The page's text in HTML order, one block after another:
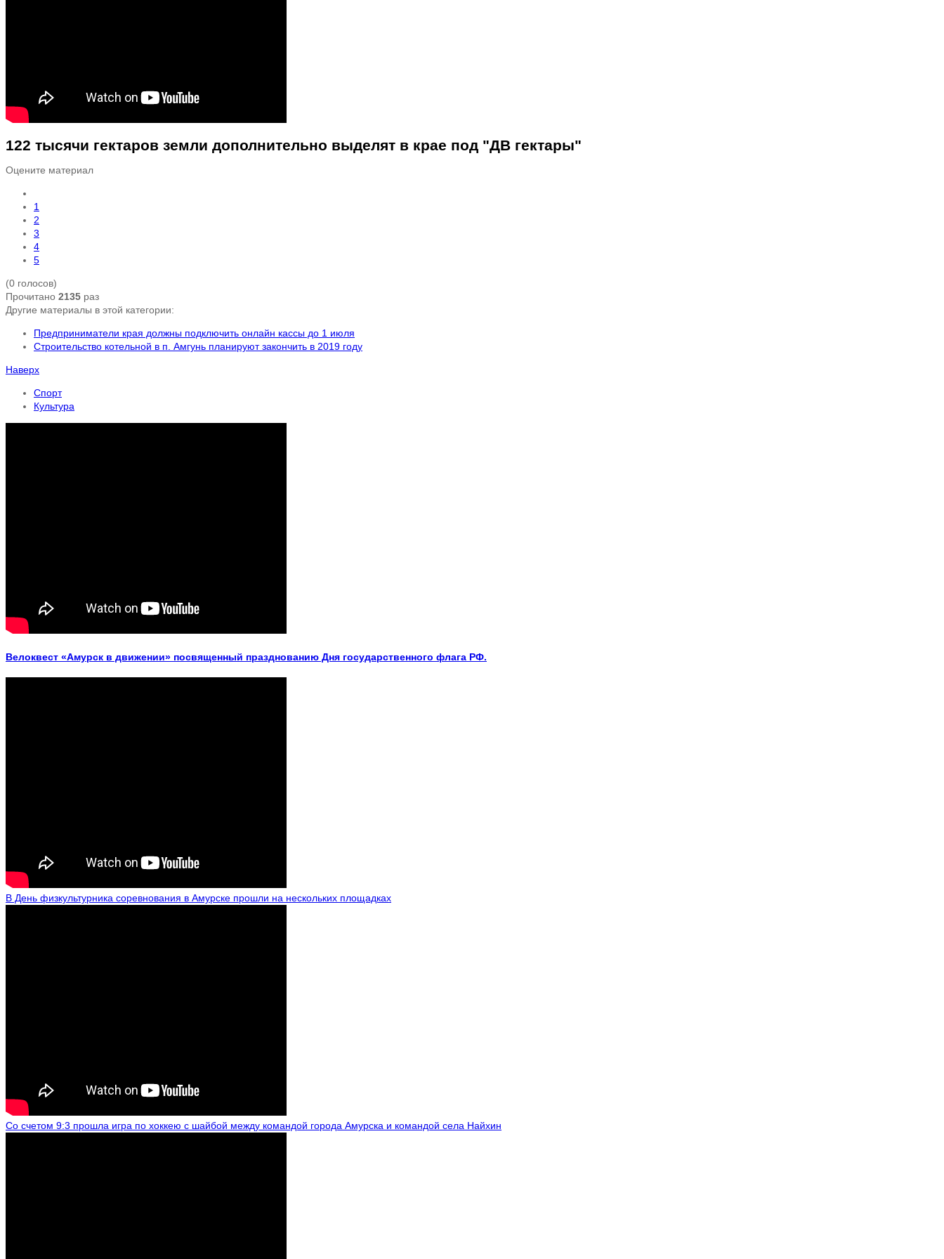
122 тысячи гектаров земли дополнительно выделят в крае под "ДВ гектары"
Оцените материал
1
2
3
4
5
(0 голосов)
Прочитано 2135 раз
Другие материалы в этой категории:
Предприниматели края должны подключить онлайн кассы до 1 июля
Строительство котельной в п. Амгунь планируют закончить в 2019 году
Наверх
Спорт
Культура
Велоквест «Амурск в движении» посвященный празднованию Дня государственного флага РФ.
В День физкультурника соревнования в Амурске прошли на нескольких площадках
Со счетом 9:3 прошла игра по хоккею с шайбой между командой города Амурска и командой села Найхин